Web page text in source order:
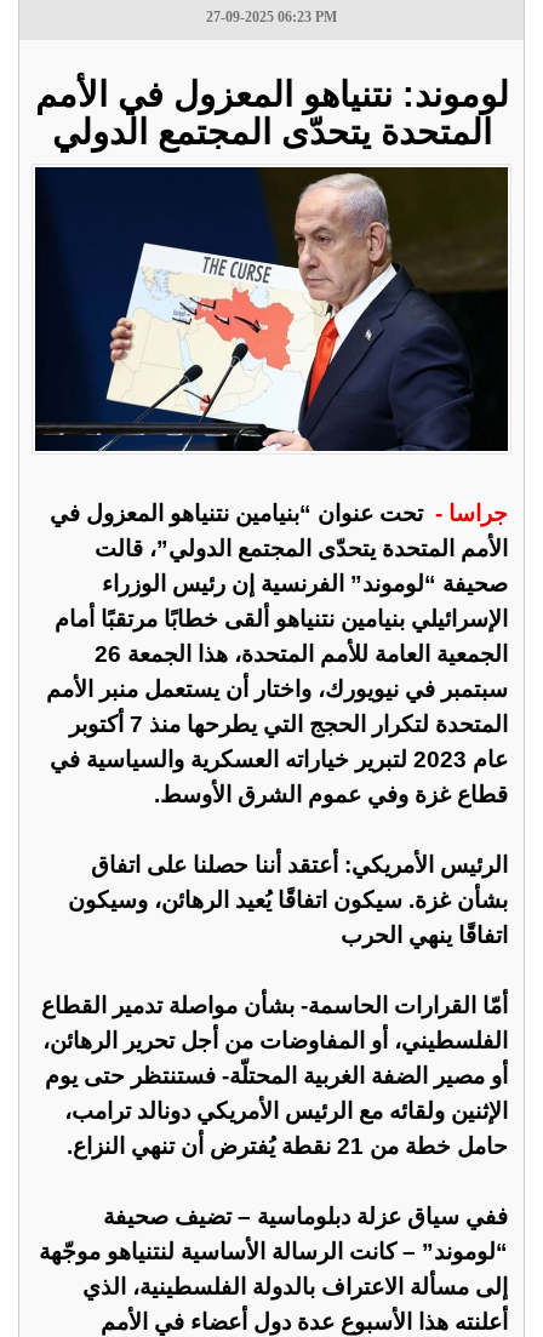
27-09-2025 06:23 PM
لوموند: نتنياهو المعزول في الأمم
المتحدة يتحدّى المجتمع الدولي
جراسا - تحت عنوان “بنيامين نتنياهو المعزول في
الأمم المتحدة يتحدّى المجتمع الدولي”، قالت
صحيفة “لوموند” الفرنسية إن رئيس الوزراء
الإسرائيلي بنيامين نتنياهو ألقى خطابًا مرتقبًا أمام
الجمعية العامة للأمم المتحدة، هذا الجمعة 26
سبتمبر في نيويورك، واختار أن يستعمل منبر الأمم
المتحدة لتكرار الحجج التي يطرحها منذ 7 أكتوبر
عام 2023 لتبرير خياراته العسكرية والسياسية في
قطاع غزة وفي عموم الشرق الأوسط.
الرئيس الأمريكي: أعتقد أننا حصلنا على اتفاق
بشأن غزة. سيكون اتفاقًا يُعيد الرهائن، وسيكون
اتفاقًا ينهي الحرب
أمّا القرارات الحاسمة- بشأن مواصلة تدمير القطاع
الفلسطيني، أو المفاوضات من أجل تحرير الرهائن،
أو مصير الضفة الغربية المحتلّة- فستنتظر حتى يوم
الإثنين ولقائه مع الرئيس الأمريكي دونالد ترامب،
حامل خطة من 21 نقطة يُفترض أن تنهي النزاع.
ففي سياق عزلة دبلوماسية – تضيف صحيفة
“لوموند” – كانت الرسالة الأساسية لنتنياهو موجّهة
إلى مسألة الاعتراف بالدولة الفلسطينية، الذي
أعلنته هذا الأسبوع عدة دول أعضاء في الأمم